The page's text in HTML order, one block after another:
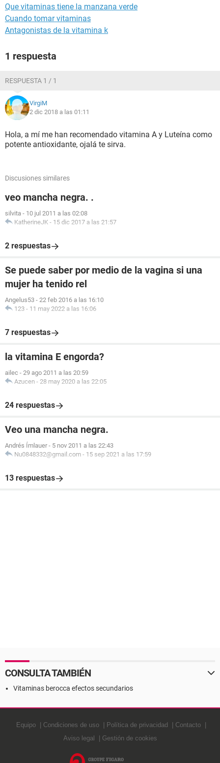
Que vitaminas tiene la manzana verde
Cuando tomar vitaminas
Antagonistas de la vitamina k
1 respuesta
RESPUESTA 1 / 1
VirgiM
2 dic 2018 a las 01:11
Hola, a mí me han recomendado vitamina A y Luteína como
potente antioxidante, ojalá te sirva.
Discusiones similares
veo mancha negra. .
silvita - 10 jul 2011 a las 02:08
KatherineJK - 15 dic 2017 a las 21:57
2 respuestas
Se puede saber por medio de la vagina si una
mujer ha tenido rel
Angelus53 - 22 feb 2016 a las 16:10
123 - 11 may 2022 a las 16:06
7 respuestas
la vitamina E engorda?
ailec - 29 ago 2011 a las 20:59
Azucen - 28 may 2020 a las 22:05
24 respuestas
Veo una mancha negra.
Andrés Ímlauer - 5 nov 2011 a las 22:43
Nu0848332@gmail.com - 15 sep 2021 a las 17:59
13 respuestas
CONSULTA TAMBIÉN
Vitaminas berocca efectos secundarios
Equipo Condiciones de uso Política de privacidad
Contacto
Aviso legal
Gestión de cookies